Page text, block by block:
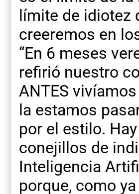
límite de idiotez
creeremos en
“En 6 meses
refirió nuestro
ANTES
la estamos
por el estilo.
conejillos de
Inteligencia
porque, como